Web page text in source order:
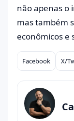
não apenas o
mas também
econômicos e
Compartilhar
Facebook X/